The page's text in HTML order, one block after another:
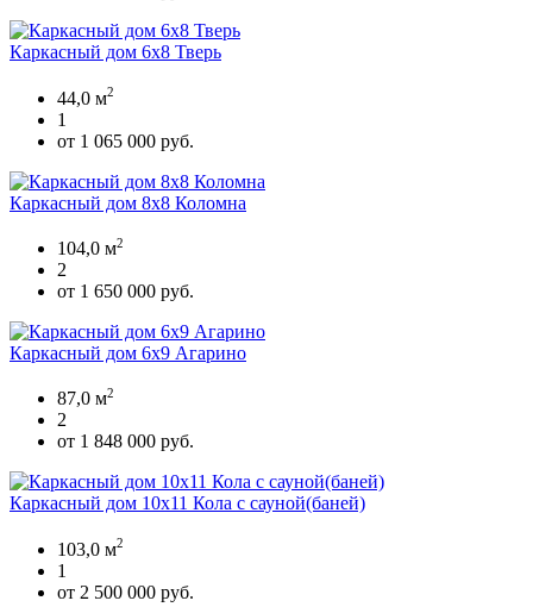
Каркасный дом 6х8 Тверь
44,0 м2
1
от 1 065 000 руб.
Каркасный дом 8х8 Коломна
104,0 м2
2
от 1 650 000 руб.
Каркасный дом 6х9 Агарино
87,0 м2
2
от 1 848 000 руб.
Каркасный дом 10х11 Кола с сауной(баней)
103,0 м2
1
от 2 500 000 руб.